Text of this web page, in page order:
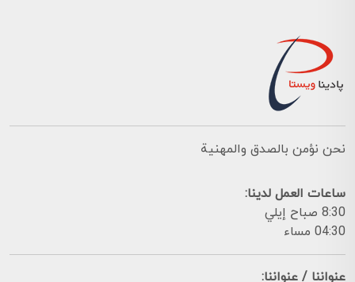
نحن نؤمن بالصدق والمهنية
ساعات العمل لدينا:
8:30 صباح إيلي
04:30 مساء
عنواننا / عنواننا: